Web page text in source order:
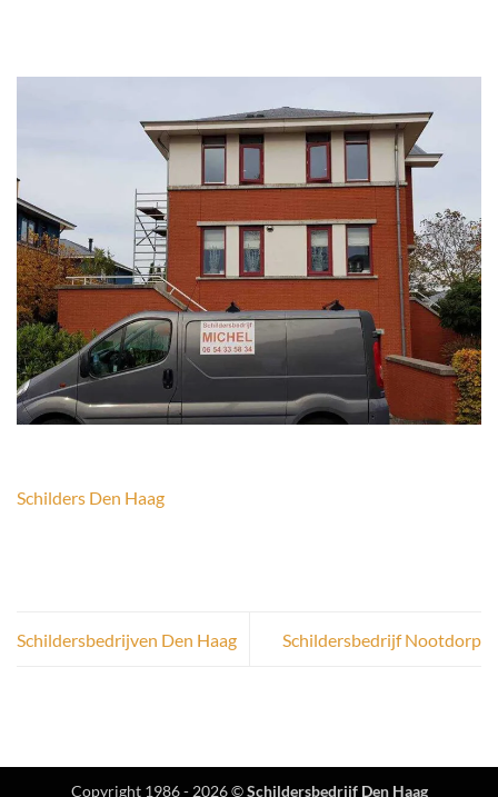
Schilders Den Haag
Schildersbedrijven Den Haag Schildersbedrijf Nootdorp
Copyright 1986 - 2026 ©Schildersbedrijf Den Haag